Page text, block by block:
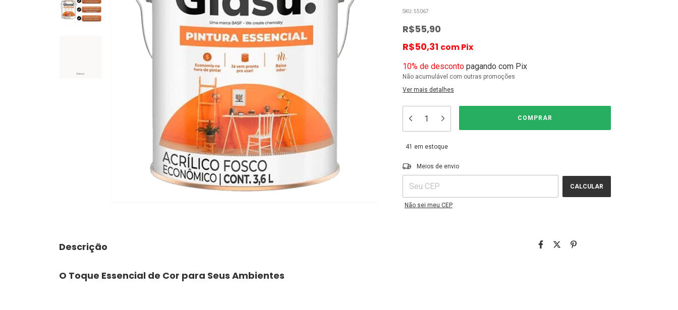
SKU:55067
R$55,90
R$50,31 comPix
10% de desconto pagando com Pix
Não acumulável com outras promoções
Ver mais detalhes
41 em estoque
Entregas para o CEP:
Meios de envio
CALCULAR
Não sei meu CEP
Descrição
O Toque Essencial de Cor para Seus Ambientes